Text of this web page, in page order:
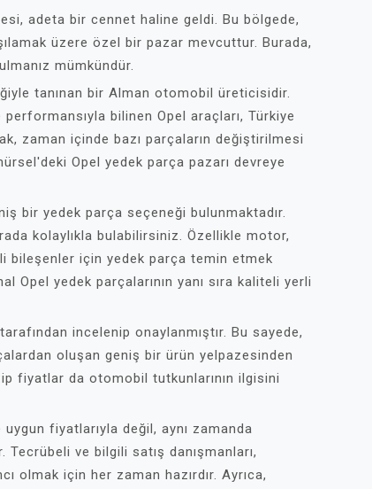
adeta bir cennet haline geldi. Bu bölgede,
üzere özel bir pazar mevcuttur. Burada,
mümkündür.
tanınan bir Alman otomobil üreticisidir.
performansıyla bilinen Opel araçları, Türkiye
zaman içinde bazı parçaların değiştirilmesi
Opel yedek parça pazarı devreye
bir yedek parça seçeneği bulunmaktadır.
kolaylıkla bulabilirsiniz. Özellikle motor,
bileşenler için yedek parça temin etmek
yedek parçalarının yanı sıra kaliteli yerli
incelenip onaylanmıştır. Bu sayede,
oluşan geniş bir ürün yelpazesinden
fiyatlar da otomobil tutkunlarının ilgisini
fiyatlarıyla değil, aynı zamanda
ve bilgili satış danışmanları,
olmak için her zaman hazırdır. Ayrıca,